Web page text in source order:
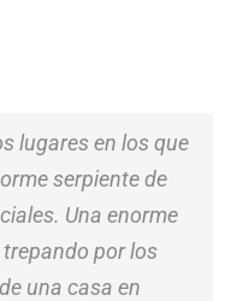
lugares en los que
serpiente de
Una enorme
por los
una casa en